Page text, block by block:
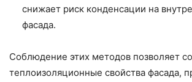
снижает риск конденсации на
фасада.
Соблюдение этих методов позволяет
теплоизоляционные свойства фасада,